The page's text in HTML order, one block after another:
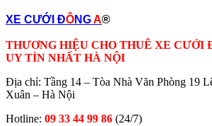
XE CƯỚI ĐÔNGA®
THƯƠNG HIỆU CHO THUÊ XE CƯỚI
UY TÍN NHẤT HÀ NỘI
Địa chỉ: Tầng 14 – Tòa Nhà Văn Phòng 19
Xuân – Hà Nội
Hotline: 09 33 44 99 86 (24/7)